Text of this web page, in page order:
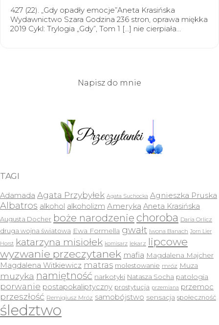
427 (22). „Gdy opadły emocje”Aneta Krasińska
Wydawnictwo Szara Godzina 236 stron, oprawa miękka
2019 Cykl: Trylogia „Gdy”, Tom 1 […] nie cierpiała…
Napisz do mnie
TAGI
Adamada Agata Przybyłek Agata Suchocka Agnieszka Pruska
Albatros alkohol alkoholizm Ameryka Aneta Krasińska
Augusta Docher boże narodzenie choroba Daria Orlicz
druga wojna światowa Ewa Formella gwałt Iwona Banach Jorn Lier
Horst katarzyna misiołek komisarz lekarz lipcowe
wyzwanie przeczytanek mafia Magdalena Majcher
Magdalena Witkiewicz matras molestowanie mróz Muza
muzyka namiętność narkotyki Natasza Socha patologia
porwanie postapokaliptyczny prostytucja przemiana przemoc
przeszłość Remigiusz Mróz samobójstwo sensacja społeczność
śledztwo